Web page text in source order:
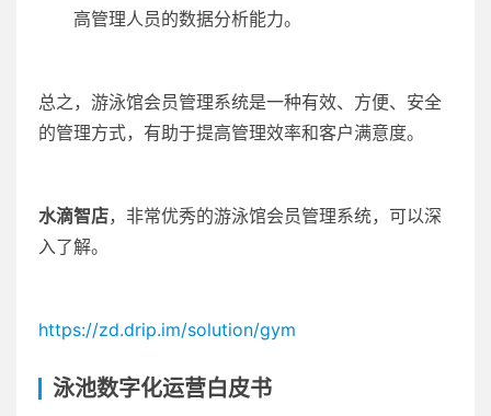
高管理人员的数据分析能力。
总之，游泳馆会员管理系统是一种有效、方便、安全
的管理方式，有助于提高管理效率和客户满意度。
水滴智店，非常优秀的游泳馆会员管理系统，可以深
入了解。
https://zd.drip.im/solution/gym
泳池数字化运营白皮书